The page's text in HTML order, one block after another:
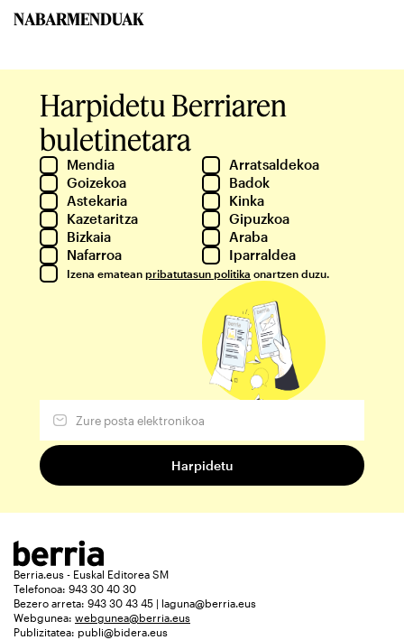
NABARMENDUAK
Harpidetu Berriaren
buletinetara
Mendia
Arratsaldekoa
Goizekoa
Badok
Astekaria
Kinka
Kazetaritza
Gipuzkoa
Bizkaia
Araba
Nafarroa
Iparraldea
Izena ematean pribatutasun politika onartzen duzu.
Berria.eus - Euskal Editorea SM
Telefonoa: 943 30 40 30
Bezero arreta: 943 30 43 45 | laguna@berria.eus
Webgunea: webgunea@berria.eus
Publizitatea: publi@bidera.eus